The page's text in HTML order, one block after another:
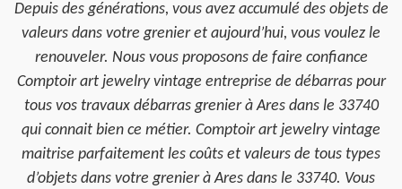
Depuis des générations, vous avez accumulé des objets de
valeurs dans votre grenier et aujourd’hui, vous voulez le
renouveler. Nous vous proposons de faire confiance
Comptoir art jewelry vintage entreprise de débarras pour
tous vos travaux débarras grenier à Ares dans le 33740
qui connait bien ce métier. Comptoir art jewelry vintage
maitrise parfaitement les coûts et valeurs de tous types
d’objets dans votre grenier à Ares dans le 33740. Vous